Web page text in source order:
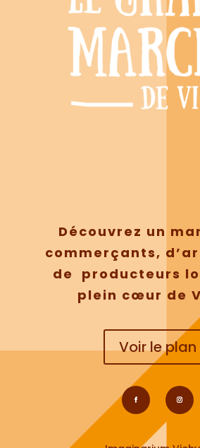
Découvrez un
commerçants,
de producteurs
plein cœur de
Voir le plan